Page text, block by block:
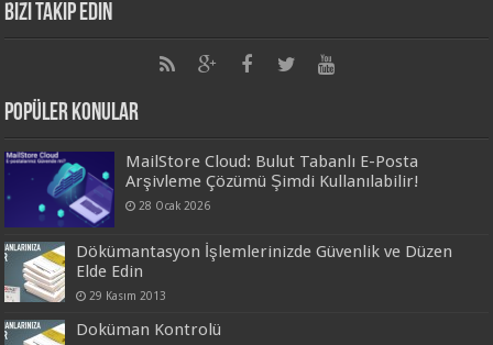
Bizi Takip Edin
Popüler Konular
MailStore Cloud: Bulut Tabanlı E-Posta
Arşivleme Çözümü Şimdi Kullanılabilir!
28 Ocak 2026
Dökümantasyon İşlemlerinizde Güvenlik ve Düzen
Elde Edin
29 Kasım 2013
Doküman Kontrolü